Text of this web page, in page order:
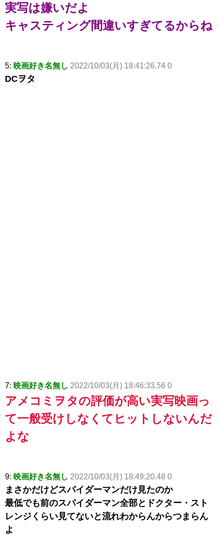
実写は嫌いだよ
キャスティング間違いすぎてるからね
5: 映画好き名無し 2022/10/03(月) 18:41:26.74 0
DCヲタ
7: 映画好き名無し 2022/10/03(月) 18:46:33.56 0
アメコミヲタの評価が高い実写映画っ
て一般受けしなくてヒットしないんだ
よな
9: 映画好き名無し 2022/10/03(月) 18:49:20.48 0
まさかだけどスパイダーマンだけ見たのか
最低でも前のスパイダーマン全部とドクター・スト
レンジくらい見てないと流れわからんからつまらん
よ